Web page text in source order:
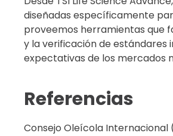
diseñadas específicamente
proveemos herramientas que
y la verificación de estándares
expectativas de los mercados
Referencias
Consejo Oleícola Internacional